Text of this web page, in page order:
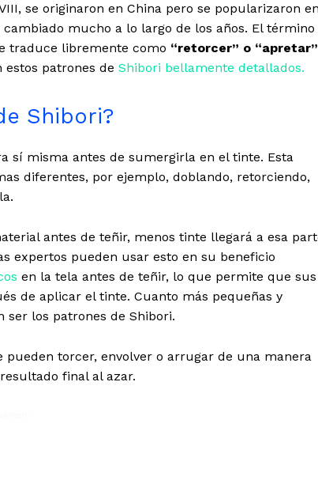
se originaron en China pero se popularizaron
mucho a lo largo de los años. El término
traduce libremente como “retorcer” o “apretar”
patrones de Shibori bellamente detallados.
Shibori?
sí misma antes de sumergirla en el tinte. Esta
diferentes, por ejemplo, doblando, retorciendo,
antes de teñir, menos tinte llegará a esa
expertos pueden usar esto en su beneficio
en la tela antes de teñir, lo que permite que sus
de aplicar el tinte. Cuanto más pequeñas y
ser los patrones de Shibori.
torcer, envolver o arrugar de una manera
final al azar.